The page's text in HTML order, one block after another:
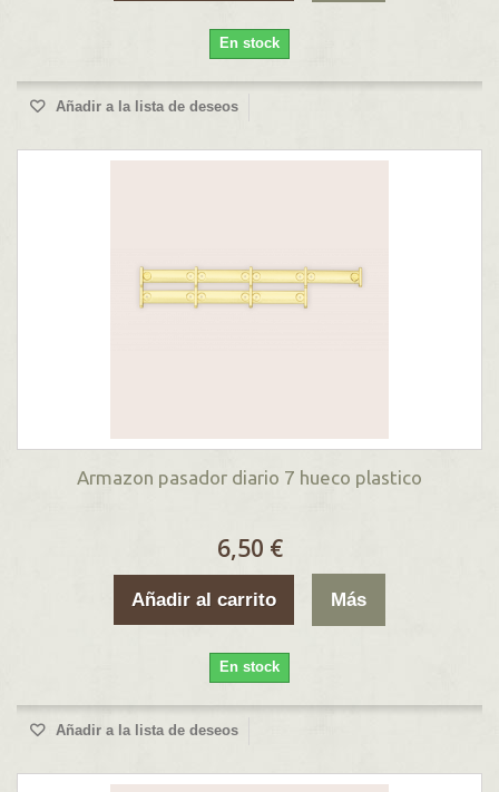
En stock
Añadir a la lista de deseos
Armazon pasador diario 7 hueco plastico
6,50 €
Añadir al carrito Más
En stock
Añadir a la lista de deseos